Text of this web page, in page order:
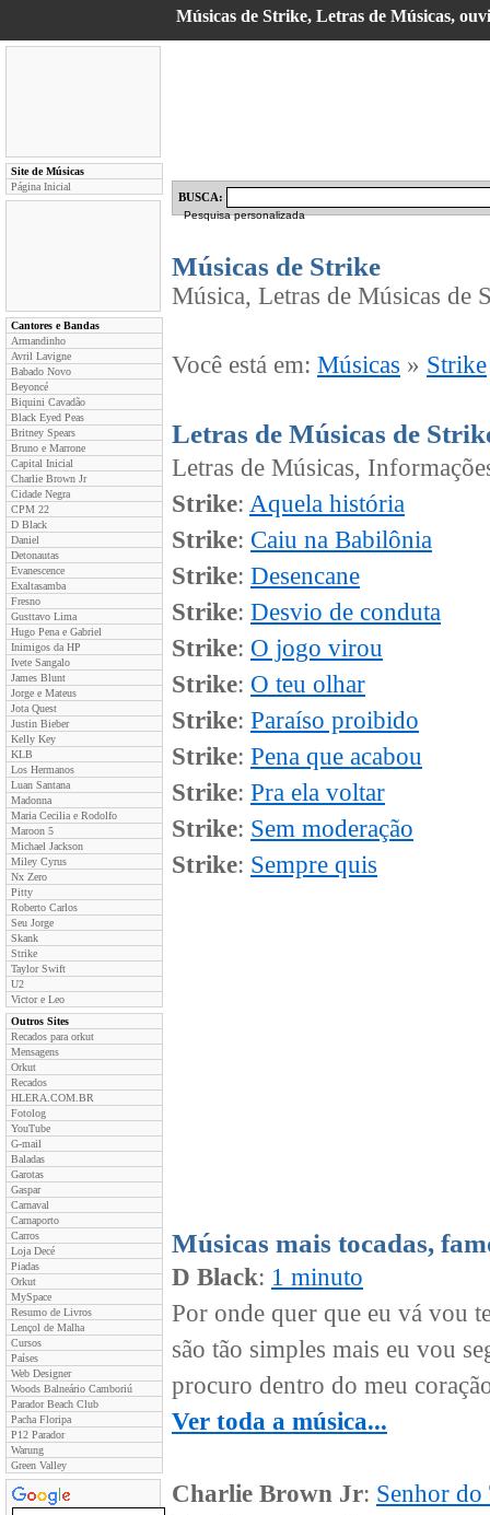
Músicas de Strike, Letras de Músicas,
Site de Músicas
Página Inicial
Cantores e Bandas
Armandinho
Avril Lavigne
Babado Novo
Beyoncé
Biquini Cavadão
Black Eyed Peas
Britney Spears
Bruno e Marrone
Capital Inicial
Charlie Brown Jr
Cidade Negra
CPM 22
D Black
Daniel
Detonautas
Evanescence
Exaltasamba
Fresno
Gusttavo Lima
Hugo Pena e Gabriel
Inimigos da HP
Ivete Sangalo
James Blunt
Jorge e Mateus
Jota Quest
Justin Bieber
Kelly Key
KLB
Los Hermanos
Luan Santana
Madonna
Maria Cecilia e Rodolfo
Maroon 5
Michael Jackson
Miley Cyrus
Nx Zero
Pitty
Roberto Carlos
Seu Jorge
Skank
Strike
Taylor Swift
U2
Victor e Leo
Outros Sites
Recados para orkut
Mensagens
Orkut
Recados
HLERA.COM.BR
Fotolog
YouTube
G-mail
Baladas
Garotas
Gaspar
Carnaval
Carnaporto
Carros
Loja Decé
Piadas
Orkut
MySpace
Resumo de Livros
Lençol de Malha
Cursos
Países
Web Designer
Woods Balneário Camboriú
Parador Beach Club
Pacha Floripa
P12 Parador
Warung
Green Valley
BUSCA:
Pesquisa personalizada
Músicas de Strike
Música, Letras de Músicas de
Você está em: Músicas » Strike
Letras de Músicas de
Letras de Músicas,
Strike: Aquela história
Strike: Caiu na Babilônia
Strike: Desencane
Strike: Desvio de conduta
Strike: O jogo virou
Strike: O teu olhar
Strike: Paraíso proibido
Strike: Pena que acabou
Strike: Pra ela voltar
Strike: Sem moderação
Strike: Sempre quis
Músicas mais tocadas,
D Black: 1 minuto
Por onde quer que eu vá vou
são tão simples mais eu vou
procuro dentro do meu
Ver toda a música...
Charlie Brown Jr: Senhor do